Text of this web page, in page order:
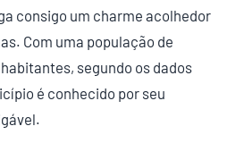
consigo um charme acolhedor
Com uma população de
segundo os dados
é conhecido por seu